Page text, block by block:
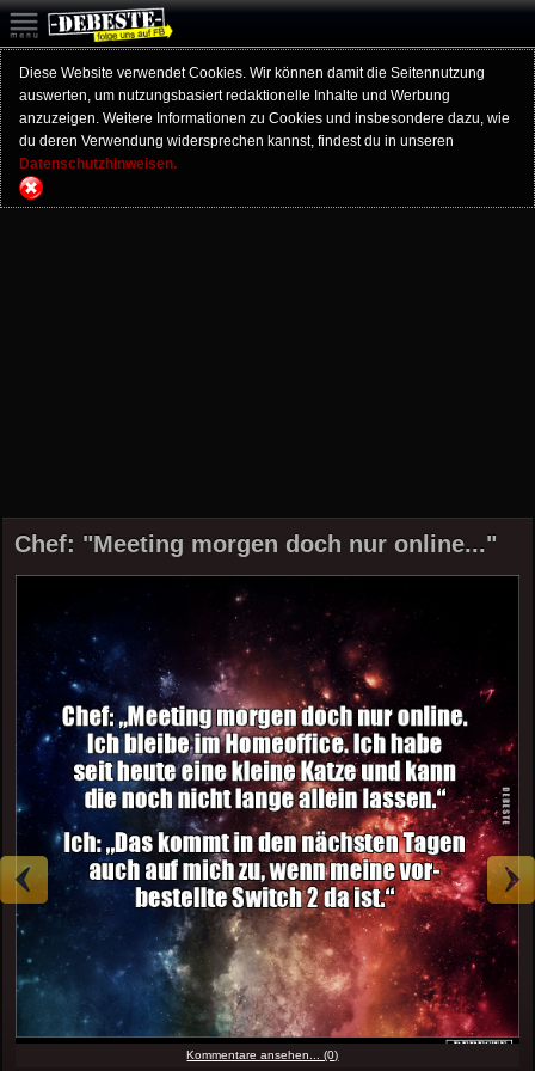
Diese Website verwendet Cookies. Wir können damit die Seitennutzung
auswerten, um nutzungsbasiert redaktionelle Inhalte und Werbung
anzuzeigen. Weitere Informationen zu Cookies und insbesondere dazu, wie
du deren Verwendung widersprechen kannst, findest du in unseren
Datenschutzhinweisen.
Chef: "Meeting morgen doch nur online..."
Kommentare ansehen... (0)